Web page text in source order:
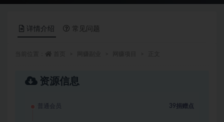
详情介绍 常见问题
资源信息
普通会员 39捐赠点